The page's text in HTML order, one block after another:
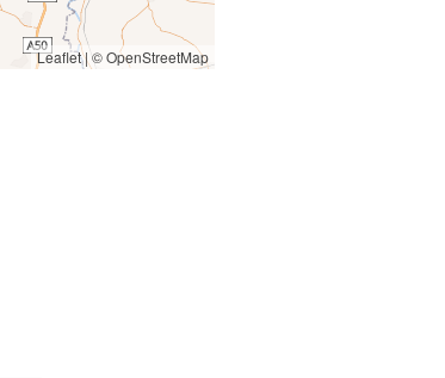
Leaflet|© OpenStreetMap